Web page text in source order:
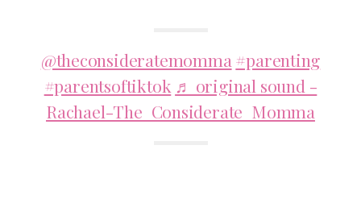
@theconsideratemomma #parenting
#parentsoftiktok ♬ original sound -
Rachael-The Considerate Momma